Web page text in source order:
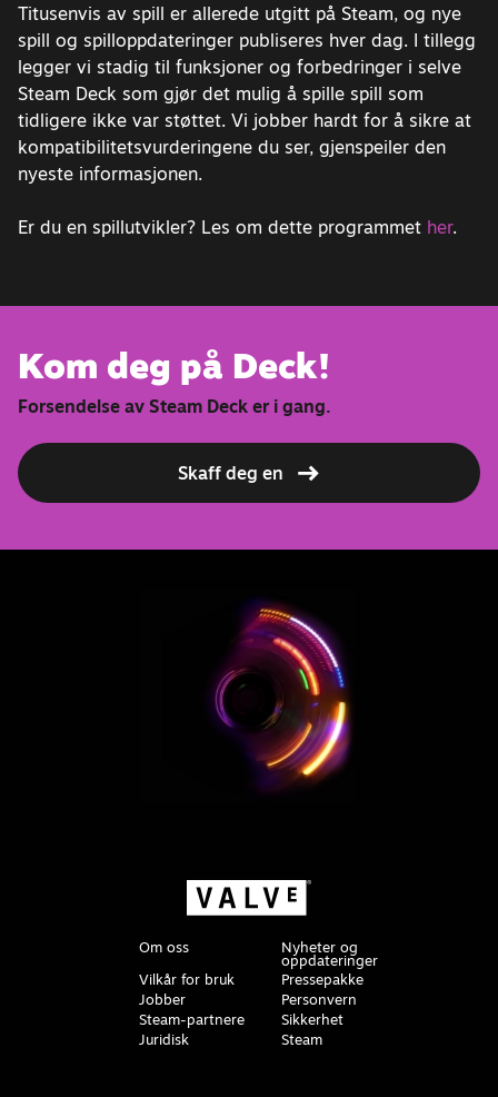
Titusenvis av spill er allerede utgitt på Steam, og nye
spill og spilloppdateringer publiseres hver dag. I tillegg
legger vi stadig til funksjoner og forbedringer i selve
Steam Deck som gjør det mulig å spille spill som
tidligere ikke var støttet. Vi jobber hardt for å sikre at
kompatibilitetsvurderingene du ser, gjenspeiler den
nyeste informasjonen.
Er du en spillutvikler? Les om dette programmet her.
Kom deg på Deck!
Forsendelse av Steam Deck er i gang.
Skaff deg en
Om oss Nyheter og
oppdateringer
Vilkår for bruk
Pressepakke
Jobber
Personvern
Steam-partnere
Sikkerhet
Juridisk
Steam